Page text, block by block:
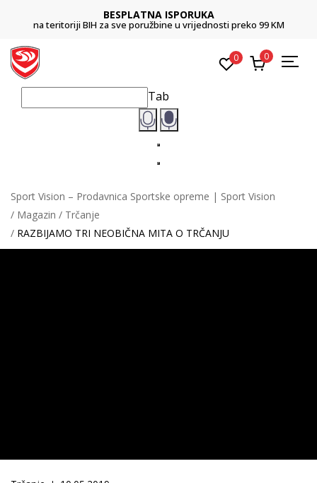
BESPLATNA ISPORUKA
na teritoriji BIH za sve poružbine u vrijednosti preko 99 KM
0 0
Tab
Sport Vision – Prodavnica Sportske opreme | Sport Vision
Magazin
Trčanje
RAZBIJAMO TRI NEOBIČNA MITA O TRČANJU